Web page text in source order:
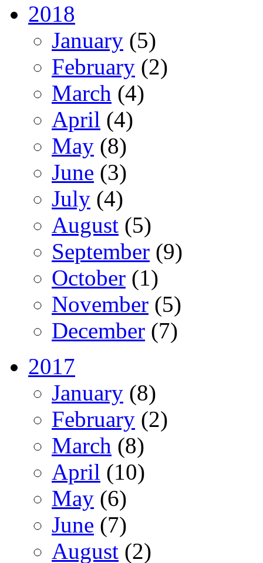
2018
January (5)
February (2)
March (4)
April (4)
May (8)
June (3)
July (4)
August (5)
September (9)
October (1)
November (5)
December (7)
2017
January (8)
February (2)
March (8)
April (10)
May (6)
June (7)
August (2)